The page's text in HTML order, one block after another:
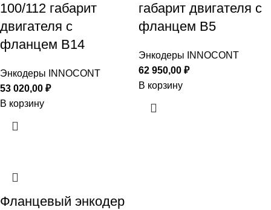
100/112 габарит
двигателя с
фланцем B14
Энкодеры INNOCONT
53 020,00 ₽
В корзину
габарит двигателя с
фланцем B5
Энкодеры INNOCONT
62 950,00 ₽
В корзину
Фланцевый энкодер